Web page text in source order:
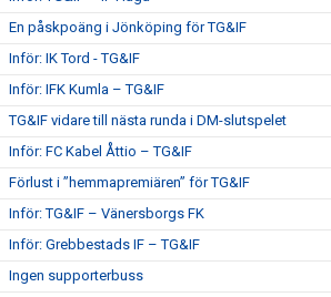
En påskpoäng i Jönköping för TG&IF
Inför: IK Tord - TG&IF
Inför: IFK Kumla – TG&IF
TG&IF vidare till nästa runda i DM-slutspelet
Inför: FC Kabel Åttio – TG&IF
Förlust i ”hemmapremiären” för TG&IF
Inför: TG&IF – Vänersborgs FK
Inför: Grebbestads IF – TG&IF
Ingen supporterbuss